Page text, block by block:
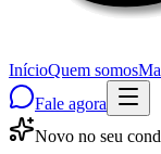
InícioQuem somos
Fale agora
Novo no seu